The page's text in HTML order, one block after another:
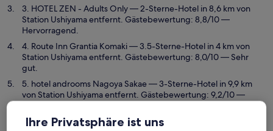
3. HOTEL ZEN - Adults Only— 2-Sterne-Hotel in 8,6 km von
Station Ushiyama entfernt. Gästebewertung: 8,8/10 —
Hervorragend.
4. Route Inn Grantia Komaki— 3.5-Sterne-Hotel in 4 km von
Station Ushiyama entfernt. Gästebewertung: 8,0/10 — Sehr
gut.
5. hotel androoms Nagoya Sakae— 3-Sterne-Hotel in 9,9 km
von Station Ushiyama entfernt. Gästebewertung: 9,2/10 —
Empfohlene Unterkünfte
Preis (aufsteigend)
Ihre Privatsphäre ist uns